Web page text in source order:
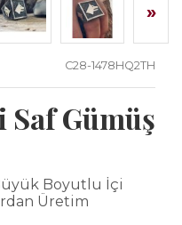
»
C28-1478HQ2TH
Gümüş
Boyutlu İçi
Üretim